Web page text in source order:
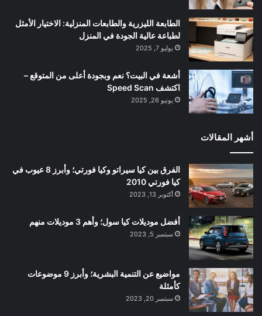
الطابعة الليزرية والطابعات المنزلية: الاختيار الأمثل
لطباعة عالية الجودة في المنزل
يوليو 7, 2025
أشعة في البيت؟ نعم وبجودة أعلى من المتوقع –
اكتشف Speed Scan
يونيو 26, 2025
أشهر المقالات
الفرق بين كيا سيراتو وكيا فورتي؛ وأبرز 8 عيوب في
كيا فورتي 2010
أكتوبر 13, 2023
أفضل موديلات كيا سول؛ وأهم 3 موديلات منهم
سبتمبر 5, 2023
مواضيع عن التنمية البشرية؛ وأبرز 9 موضوعات
كأمثلة
سبتمبر 20, 2023